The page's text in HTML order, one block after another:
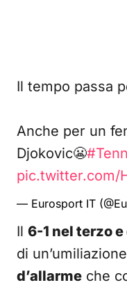
Il tempo passa
Anche per un
Djokovic😬
pic.twitter.com/
— Eurosport IT
Il 6-1 nel terzo
di
d’allarme che